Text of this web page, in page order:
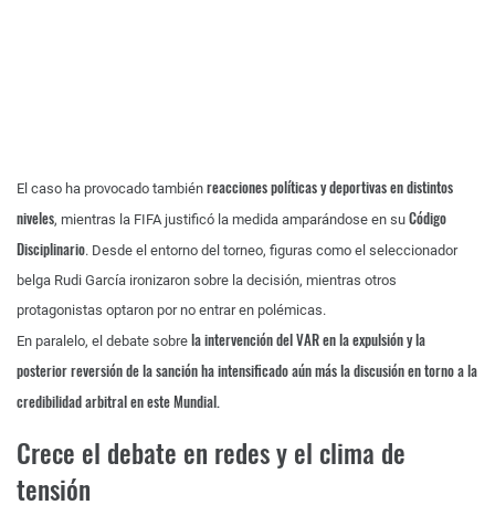
El caso ha provocado también reacciones políticas y deportivas en distintos
niveles, mientras la FIFA justificó la medida amparándose en su Código
Disciplinario. Desde el entorno del torneo, figuras como el seleccionador
belga Rudi García ironizaron sobre la decisión, mientras otros
protagonistas optaron por no entrar en polémicas.
En paralelo, el debate sobre la intervención del VAR en la expulsión y la
posterior reversión de la sanción ha intensificado aún más la discusión en torno a la
credibilidad arbitral en este Mundial.
Crece el debate en redes y el clima de
tensión